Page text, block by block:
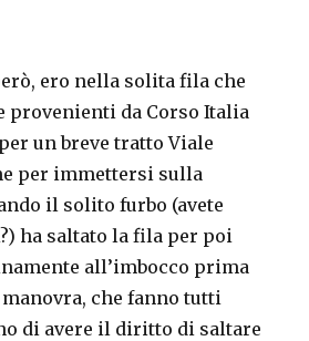
ero nella solita fila che
provenienti da Corso Italia
un breve tratto Viale
per immettersi sulla
il solito furbo (avete
ha saltato la fila per poi
all’imbocco prima
che fanno tutti
di avere il diritto di saltare